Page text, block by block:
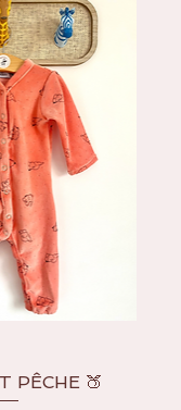
PÊCHE 🍑